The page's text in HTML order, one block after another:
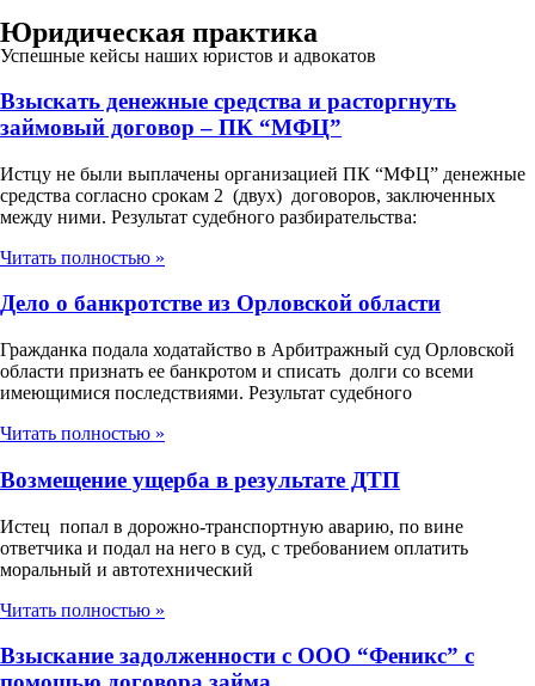
Юридическая практика
Успешные кейсы наших юристов и адвокатов
Взыскать денежные средства и расторгнуть
займовый договор – ПК “МФЦ”
Истцу не были выплачены организацией ПК “МФЦ” денежные
средства согласно срокам 2 (двух) договоров, заключенных
между ними. Результат судебного разбирательства:
Читать полностью »
Дело о банкротстве из Орловской области
Гражданка подала ходатайство в Арбитражный суд Орловской
области признать ее банкротом и списать долги со всеми
имеющимися последствиями. Результат судебного
Читать полностью »
Возмещение ущерба в результате ДТП
Истец попал в дорожно-транспортную аварию, по вине
ответчика и подал на него в суд, с требованием оплатить
моральный и автотехнический
Читать полностью »
Взыскание задолженности с ООО “Феникс” с